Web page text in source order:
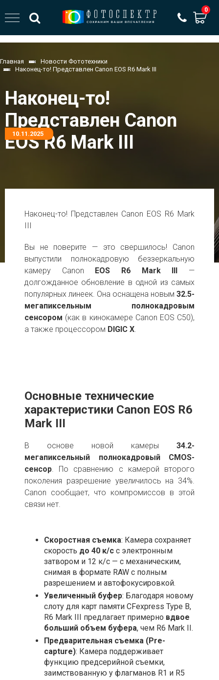
0
Главная
Новости Фототехники
Наконец-то! Представлен Canon EOS R6 Mark III
Наконец-то!
Представлен Canon
EOS R6 Mark III
10.11.2025
Наконец-то! Представлен Canon EOS R6 Mark
Вы не поверите — это свершилось! Canon
выпустили полнокадровую беззеркальную
камеру Canon
EOS R6 Mark III
—
долгожданное обновление в одной из самых
популярных линеек. Она оснащена новым 32.5-
мегапиксельным полнокадровым
сенсором (как в кинокамере Canon EOS C50),
а также процессором DIGIC X.
Основные технические
характеристики Canon EOS R6
Mark III
В основе новой камеры 34.2-
мегапиксельный полнокадровый CMOS-
сенсор. По сравнению с камерой второго
поколения разрешение увеличилось на 34%.
Canon сообщает, что компромиссов в этой
связи нет.
Скоростная съемка: Камера сохраняет
скорость до 40 к/с с электронным
затвором и 12 к/с — с механическим,
снимая в формате RAW с полным
разрешением и автофокусировкой.
Увеличенный буфер: Благодаря новому
слоту для карт памяти CFexpress Type B,
R6 Mark III предлагает примерно вдвое
больший объем буфера, чем R6 Mark II.
Предварительная съемка (Pre-
capture): Камера поддерживает
функцию предсерийной съемки,
заимствованную у флагманов R1 и R5